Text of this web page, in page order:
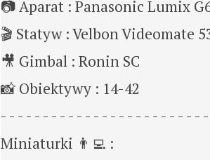
📷 Aparat : Panasonic Lumix
🎬 Statyw : Velbon Videomate
🎥 Gimbal : Ronin SC
📸 Obiektywy : 14-42
- - - - - - - - - - - - - - - - - - - - - - - -
Miniaturki 👨‍💻 :